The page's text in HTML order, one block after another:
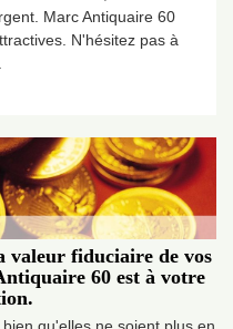
Marc Antiquaire 60
N'hésitez pas à
valeur fiduciaire de vos
60 est à votre
qu'elles ne soient plus en